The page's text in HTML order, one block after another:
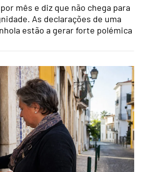
mês e diz que não chega para
As declarações de uma
estão a gerar forte polémica